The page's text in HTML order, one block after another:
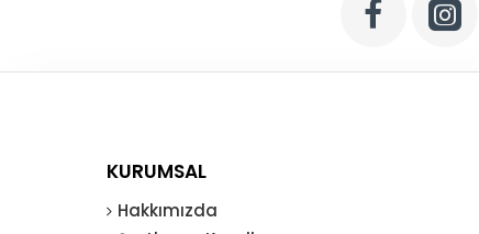
KURUMSAL
Hakkımızda